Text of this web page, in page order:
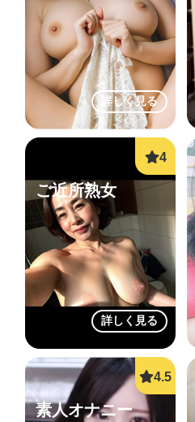
詳しく見る
詳しく見る
ご近所熟女
素人オナニー